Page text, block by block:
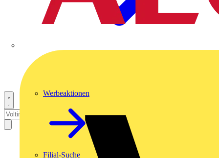
Werbeaktionen
Filial-Suche